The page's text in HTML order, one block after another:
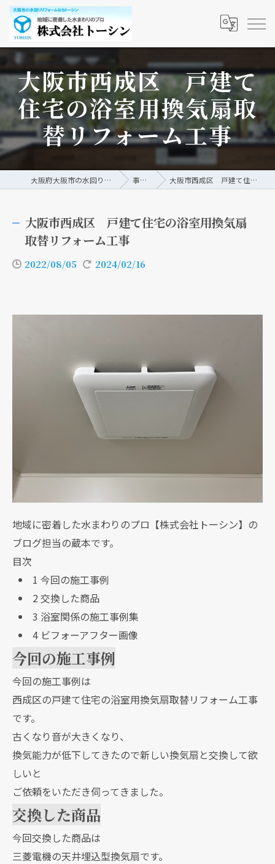
大阪市西成区 戸建て
住宅の浴室用換気扇取
替リフォーム工事
大阪府大阪市の水回りリフォームなら株式会社トーシン 事例/ブログ 大阪市西成区 戸建て住宅の浴室用換気扇取替リフォーム工事
大阪市西成区 戸建て住宅の浴室用換気扇
取替リフォーム工事
2022/08/05 2024/02/16
地域に密着した水まわりのプロ【株式会社トーシン】の
ブログ担当の蔵本です。
目次
1 今回の施工事例
2交換した商品
3 浴室関係の施工事例集
4ビフォーアフター画像
今回の施工事例
今回の施工事例は
西成区の戸建て住宅の浴室用換気扇取替リフォーム工事
です。
古くなり音が大きくなり、
換気能力が低下してきたので新しい換気扇と交換して欲
しいと
ご依頼をいただき伺ってきました。
交換した商品
今回交換した商品は
三菱電機の天井埋込型換気扇です。